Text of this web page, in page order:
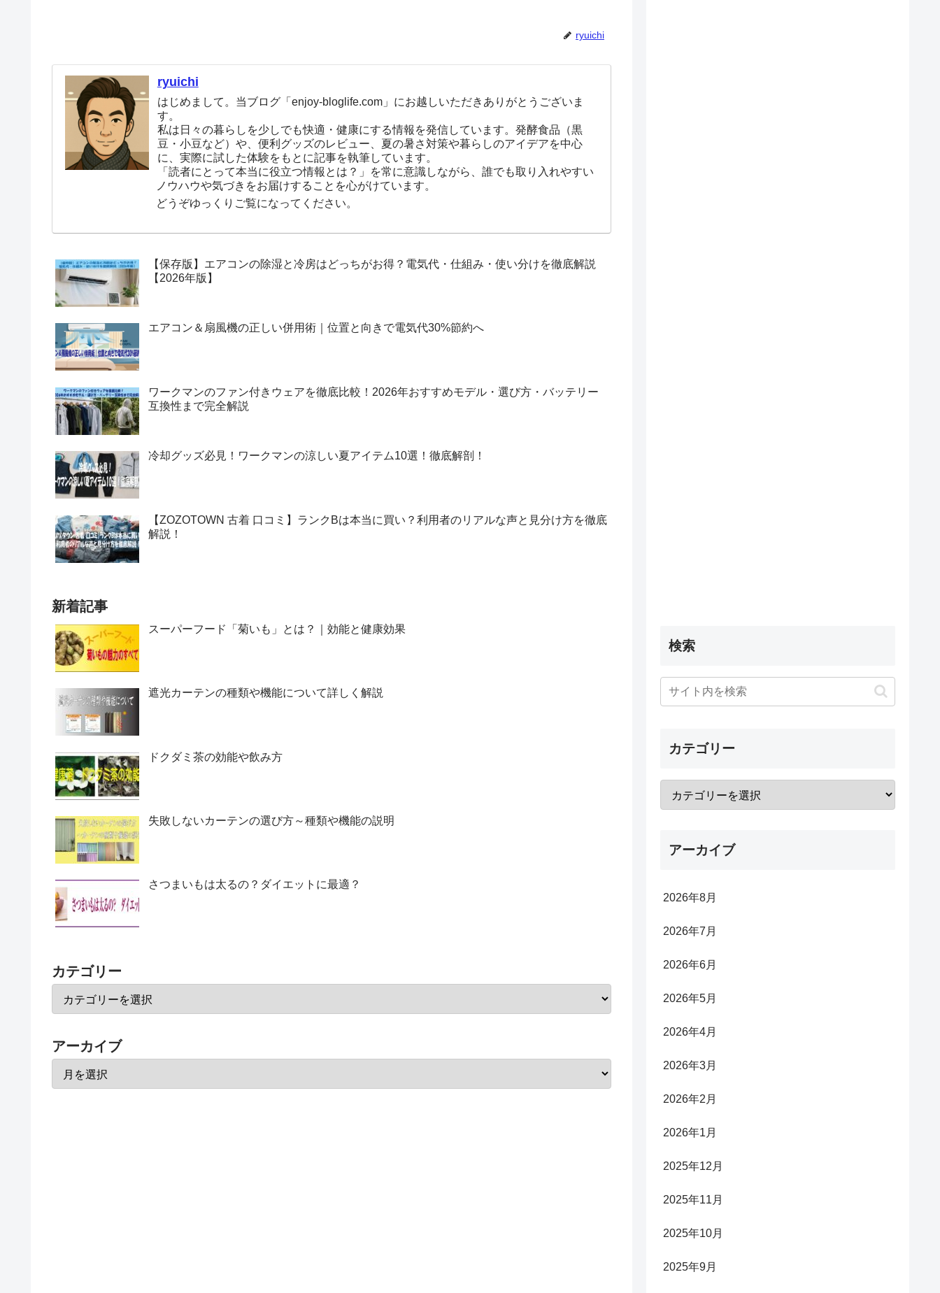
ryuichi
ryuichi
はじめまして。当ブログ「enjoy-bloglife.com」にお越しいただきありがとうございま
す。
私は日々の暮らしを少しでも快適・健康にする情報を発信しています。発酵食品（黒
豆・小豆など）や、便利グッズのレビュー、夏の暑さ対策や暮らしのアイデアを中心
に、実際に試した体験をもとに記事を執筆しています。
「読者にとって本当に役立つ情報とは？」を常に意識しながら、誰でも取り入れやすい
ノウハウや気づきをお届けすることを心がけています。
どうぞゆっくりご覧になってください。
【保存版】エアコンの除湿と冷房はどっちがお得？電気代・仕組み・使い分けを徹底解説
【2026年版】
エアコン＆扇風機の正しい併用術｜位置と向きで電気代30%節約へ
ワークマンのファン付きウェアを徹底比較！2026年おすすめモデル・選び方・バッテリー
互換性まで完全解説
冷却グッズ必見！ワークマンの涼しい夏アイテム10選！徹底解剖！
【ZOZOTOWN 古着 口コミ】ランクBは本当に買い？利用者のリアルな声と見分け方を徹底
解説！
新着記事
スーパーフード「菊いも」とは？｜効能と健康効果
遮光カーテンの種類や機能について詳しく解説
ドクダミ茶の効能や飲み方
失敗しないカーテンの選び方～種類や機能の説明
さつまいもは太るの？ダイエットに最適？
カテゴリー
アーカイブ
検索
カテゴリー
アーカイブ
2026年8月
2026年7月
2026年6月
2026年5月
2026年4月
2026年3月
2026年2月
2026年1月
2025年12月
2025年11月
2025年10月
2025年9月